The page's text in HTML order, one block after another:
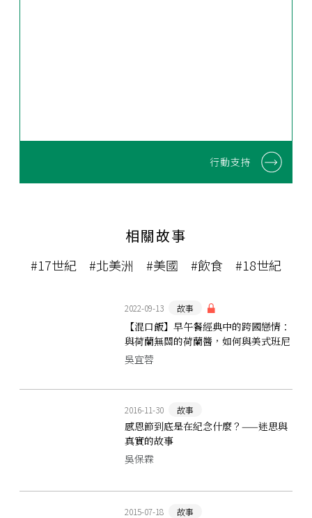
行動支持
相關故事
#17世紀 #北美洲 #美國 #飲食 #18世紀
2022-09-13 故事
【混口飯】早午餐經典中的跨國戀情：
與荷蘭無關的荷蘭醬，如何與美式班尼
迪克蛋相遇？
吳宜蓉
2016-11-30 故事
感恩節到底是在紀念什麼？——迷思與
真實的故事
吳保霖
2015-07-18 故事